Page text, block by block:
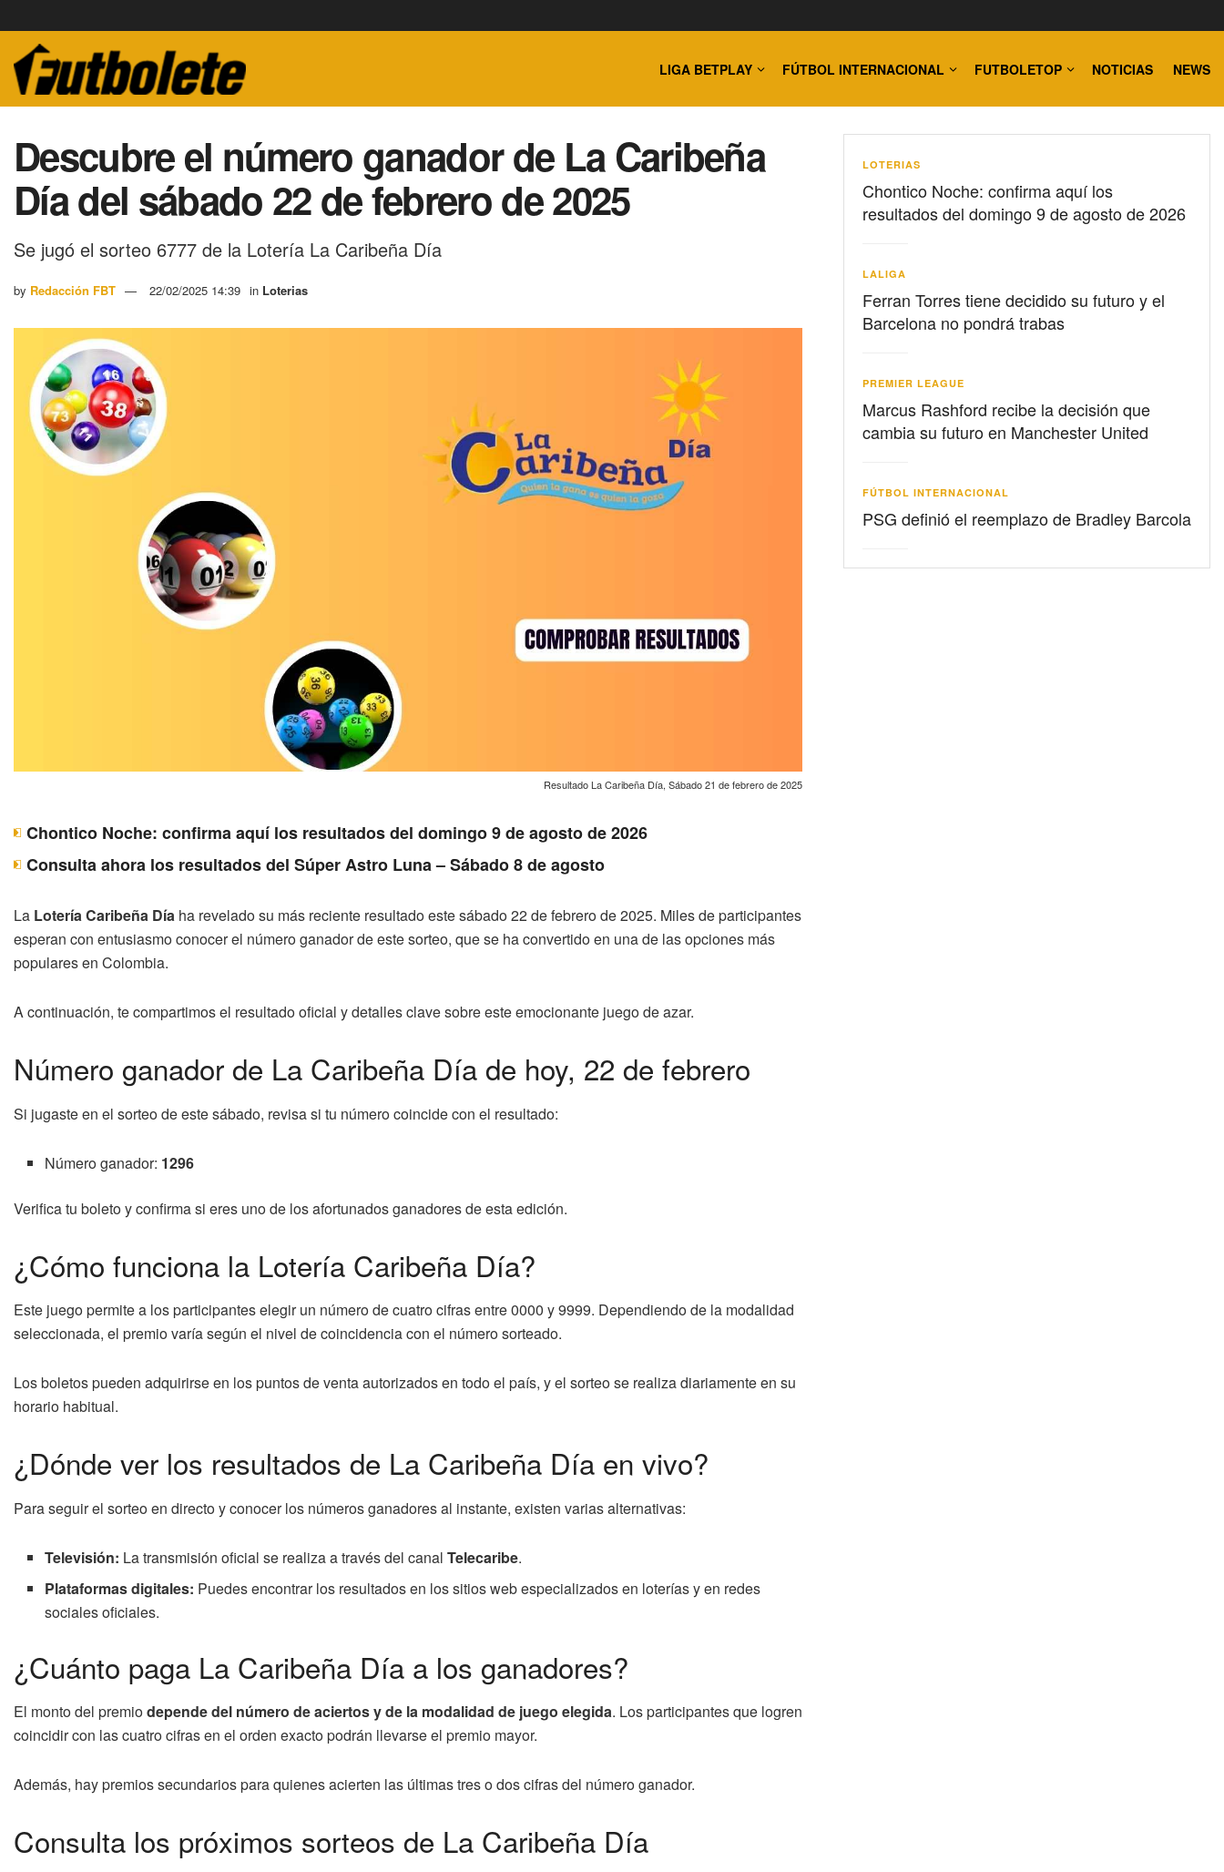
LIGA BETPLAY FÚTBOL INTERNACIONAL FUTBOLETOP NOTICIAS NEWS
Descubre el número ganador de La Caribeña
Día del sábado 22 de febrero de 2025
Se jugó el sorteo 6777 de la Lotería La Caribeña Día
by Redacción FBT 22/02/2025 14:39 in Loterias
Resultado La Caribeña Día, Sábado 21 de febrero de 2025
Chontico Noche: confirma aquí los resultados del domingo 9 de agosto de 2026
Consulta ahora los resultados del Súper Astro Luna – Sábado 8 de agosto
La Lotería Caribeña Día ha revelado su más reciente resultado este sábado 22 de febrero de 2025. Miles de participantes
esperan con entusiasmo conocer el número ganador de este sorteo, que se ha convertido en una de las opciones más
populares en Colombia.
A continuación, te compartimos el resultado oficial y detalles clave sobre este emocionante juego de azar.
Número ganador de La Caribeña Día de hoy, 22 de febrero
Si jugaste en el sorteo de este sábado, revisa si tu número coincide con el resultado:
Número ganador: 1296
Verifica tu boleto y confirma si eres uno de los afortunados ganadores de esta edición.
¿Cómo funciona la Lotería Caribeña Día?
Este juego permite a los participantes elegir un número de cuatro cifras entre 0000 y 9999. Dependiendo de la modalidad
seleccionada, el premio varía según el nivel de coincidencia con el número sorteado.
Los boletos pueden adquirirse en los puntos de venta autorizados en todo el país, y el sorteo se realiza diariamente en su
horario habitual.
¿Dónde ver los resultados de La Caribeña Día en vivo?
Para seguir el sorteo en directo y conocer los números ganadores al instante, existen varias alternativas:
Televisión: La transmisión oficial se realiza a través del canalTelecaribe.
Plataformas digitales: Puedes encontrar los resultados en los sitios web especializados en loterías y en redes
sociales oficiales.
¿Cuánto paga La Caribeña Día a los ganadores?
El monto del premiodepende del número de aciertos y de la modalidad de juego elegida. Los participantes que logren
coincidir con las cuatro cifras en el orden exacto podrán llevarse el premio mayor.
Además, hay premios secundarios para quienes acierten las últimas tres o dos cifras del número ganador.
Consulta los próximos sorteos de La Caribeña Día
LOTERIAS
Chontico Noche: confirma aquí los
resultados del domingo 9 de agosto de 2026
LALIGA
Ferran Torres tiene decidido su futuro y el
Barcelona no pondrá trabas
PREMIER LEAGUE
Marcus Rashford recibe la decisión que
cambia su futuro en Manchester United
FÚTBOL INTERNACIONAL
PSG definió el reemplazo de Bradley Barcola